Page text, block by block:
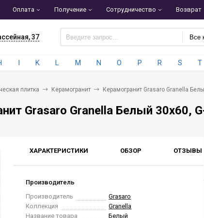
Оплата Получение Сотрудничество Возврат
37 Все
I K L M N O P R S T
плитка Керамогранит Керамогранит Grasaro Granella
Grasaro Granella Белый 30x60,
ХАРАКТЕРИСТИКИ ОБЗОР ОТЗЫВЫ
Производитель
Производитель
Grasaro
Коллекция
Granella
Название товара
Белый